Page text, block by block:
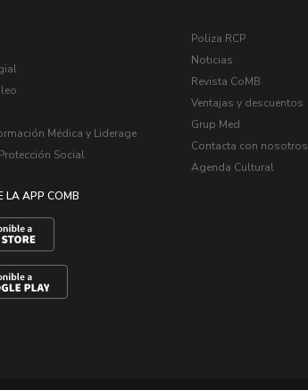
Médica y Liderage
Social
LA APP COMB
Poliza RCP
Noticias
Revista CoMB
Ventajas y descuentos
Grup Med
Contacta con nosotros
Agenda Cultural